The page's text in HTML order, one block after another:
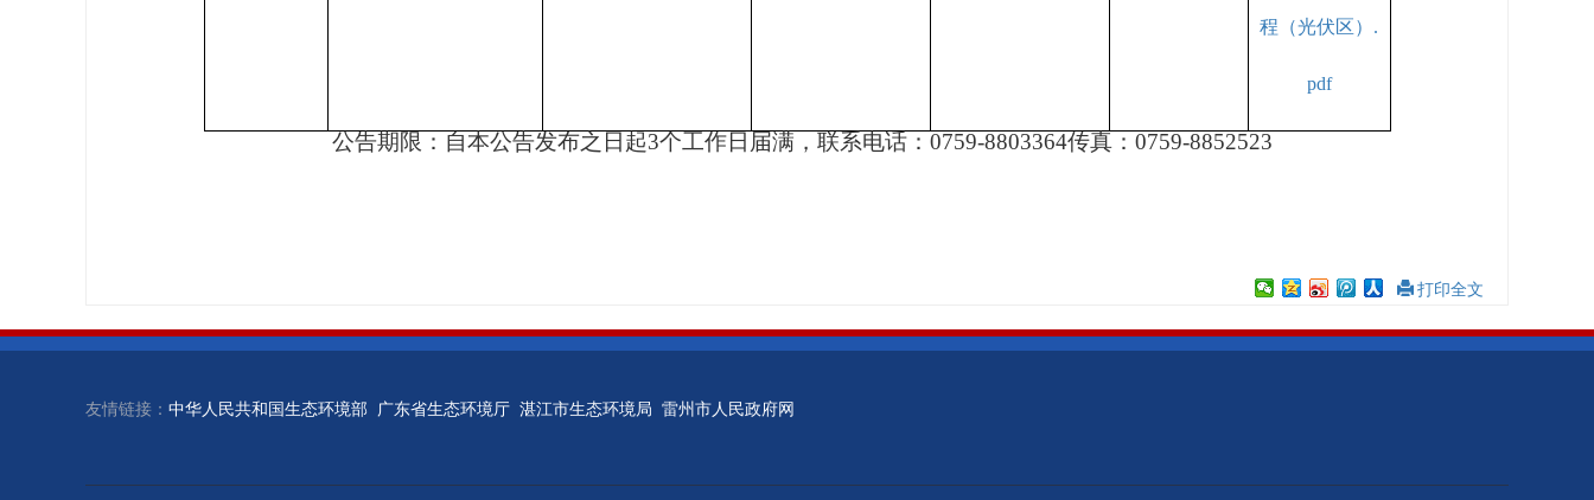
程（光伏区）.
pdf
公告期限：自本公告发布之日起3个工作日届满，联系电话： 0759-8803364传真：0759-8852523
打印全文
友情链接： 中华人民共和国生态环境部 广东省生态环境厅 湛江市生态环境局 雷州市人民政府网